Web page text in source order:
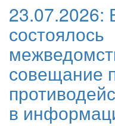
23.07.2026:
состоялось
совещание
в